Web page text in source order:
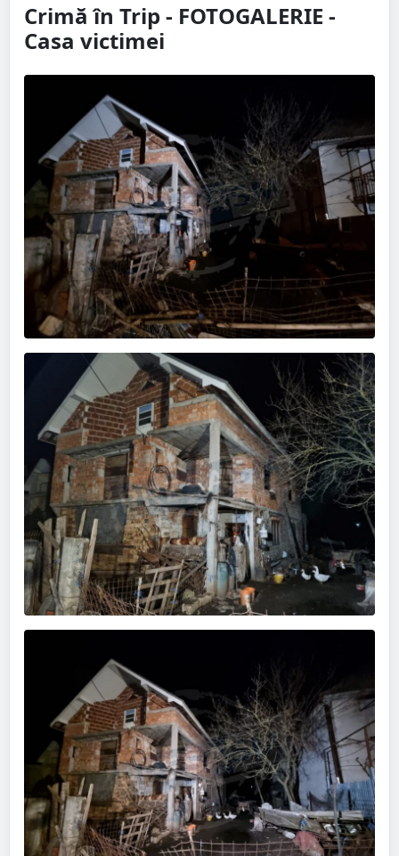
Crimă în Trip - FOTOGALERIE -
Casa victimei